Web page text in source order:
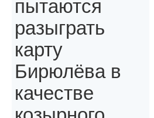
пытаются
разыграть
карту
Бирюлёва в
качестве